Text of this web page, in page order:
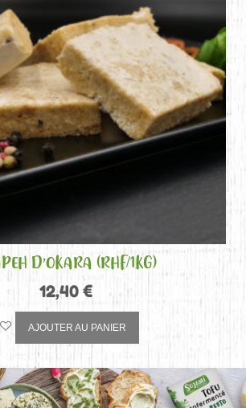
D’OKARA (RHF/1KG)
12,40 €
AJOUTER AU PANIER